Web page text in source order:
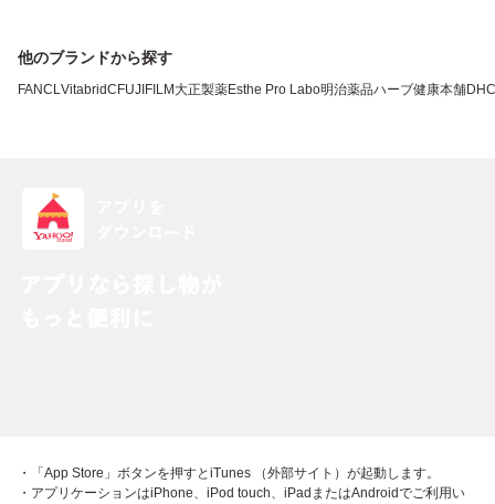
他のブランドから探す
FANCLVitabridC FUJIFILM 大正製薬Esthe Pro Labo明治薬品ハーブ健康本舗DHC
・「App Store」ボタンを押すとiTunes （外部サイト）が起動します。
・アプリケーションはiPhone、iPod touch、iPadまたはAndroidでご利用い